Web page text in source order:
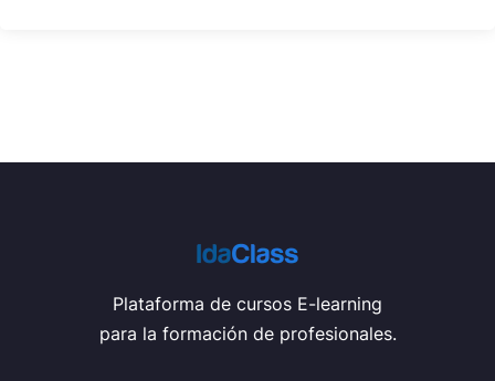
Plataforma de cursos E-learning
para la formación de profesionales.